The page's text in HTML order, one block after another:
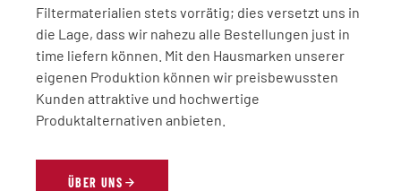
Filtermaterialien stets vorrätig; dies versetzt uns in
die Lage, dass wir nahezu alle Bestellungen just in
time liefern können. Mit den Hausmarken unserer
eigenen Produktion können wir preisbewussten
Kunden attraktive und hochwertige
Produktalternativen anbieten.
ÜBER UNS